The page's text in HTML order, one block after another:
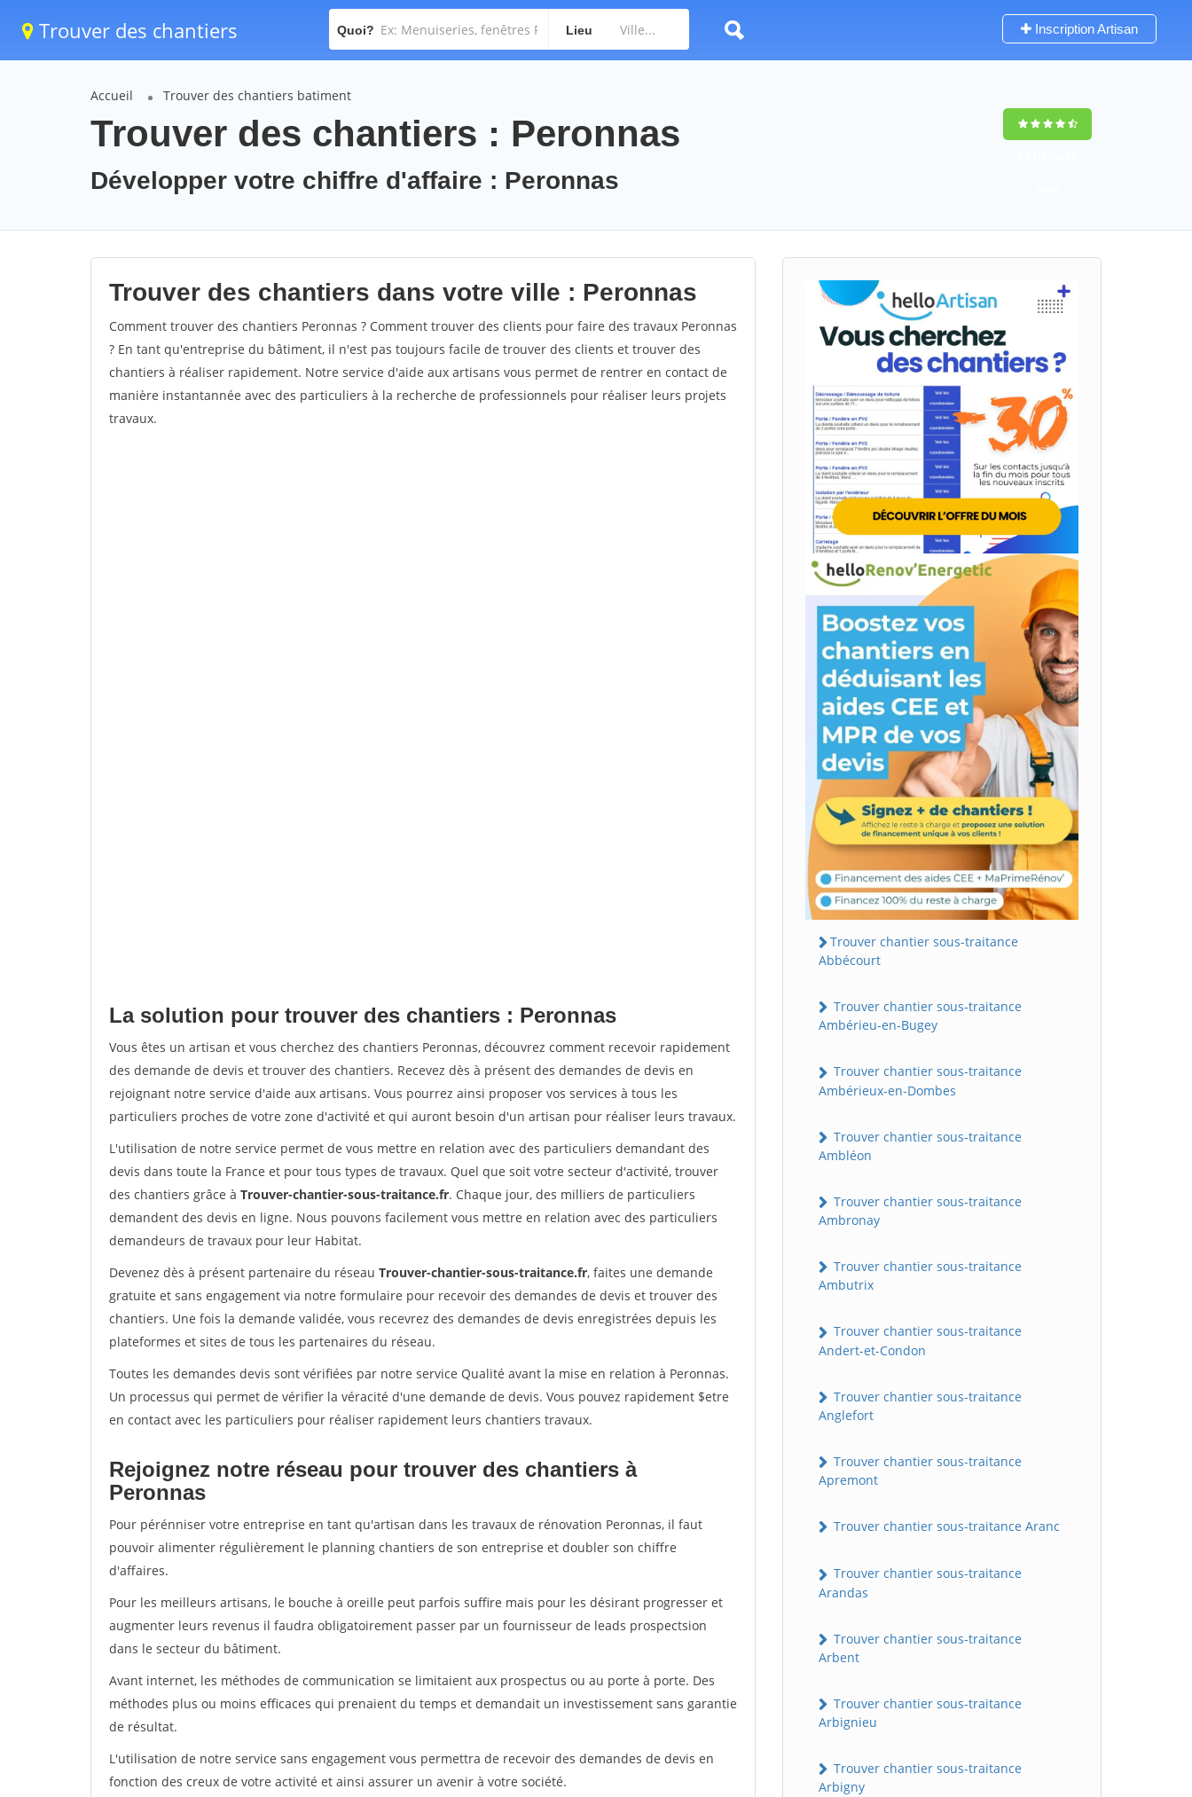
Trouver des chantiers Quoi? Lieu Inscription Artisan
Accueil Trouver des chantiers batiment
Trouver des chantiers : Peronnas
Développer votre chiffre d'affaire : Peronnas
Trouver des chantiers dans votre ville : Peronnas
Comment trouver des chantiers Peronnas ? Comment trouver des clients pour faire des travaux Peronnas
? En tant qu'entreprise du bâtiment, il n'est pas toujours facile de trouver des clients et trouver des
chantiers à réaliser rapidement. Notre service d'aide aux artisans vous permet de rentrer en contact de
manière instantannée avec des particuliers à la recherche de professionnels pour réaliser leurs projets
travaux.
La solution pour trouver des chantiers : Peronnas
Vous êtes un artisan et vous cherchez des chantiers Peronnas, découvrez comment recevoir rapidement
des demande de devis et trouver des chantiers. Recevez dès à présent des demandes de devis en
rejoignant notre service d'aide aux artisans. Vous pourrez ainsi proposer vos services à tous les
particuliers proches de votre zone d'activité et qui auront besoin d'un artisan pour réaliser leurs travaux.
L'utilisation de notre service permet de vous mettre en relation avec des particuliers demandant des
devis dans toute la France et pour tous types de travaux. Quel que soit votre secteur d'activité, trouver
des chantiers grâce à Trouver-chantier-sous-traitance.fr. Chaque jour, des milliers de particuliers
demandent des devis en ligne. Nous pouvons facilement vous mettre en relation avec des particuliers
demandeurs de travaux pour leur Habitat.
Devenez dès à présent partenaire du réseau Trouver-chantier-sous-traitance.fr, faites une demande
gratuite et sans engagement via notre formulaire pour recevoir des demandes de devis et trouver des
chantiers. Une fois la demande validée, vous recevrez des demandes de devis enregistrées depuis les
plateformes et sites de tous les partenaires du réseau.
Toutes les demandes devis sont vérifiées par notre service Qualité avant la mise en relation à Peronnas.
Un processus qui permet de vérifier la véracité d'une demande de devis. Vous pouvez rapidement $etre
en contact avec les particuliers pour réaliser rapidement leurs chantiers travaux.
Rejoignez notre réseau pour trouver des chantiers à
Peronnas
Pour pérénniser votre entreprise en tant qu'artisan dans les travaux de rénovation Peronnas, il faut
pouvoir alimenter régulièrement le planning chantiers de son entreprise et doubler son chiffre
d'affaires.
Pour les meilleurs artisans, le bouche à oreille peut parfois suffire mais pour les désirant progresser et
augmenter leurs revenus il faudra obligatoirement passer par un fournisseur de leads prospectsion
dans le secteur du bâtiment.
Avant internet, les méthodes de communication se limitaient aux prospectus ou au porte à porte. Des
méthodes plus ou moins efficaces qui prenaient du temps et demandait un investissement sans garantie
de résultat.
L'utilisation de notre service sans engagement vous permettra de recevoir des demandes de devis en
fonction des creux de votre activité et ainsi assurer un avenir à votre société.
Trouver chantier sous-traitance
Abbécourt
Trouver chantier sous-traitance
Ambérieu-en-Bugey
Trouver chantier sous-traitance
Ambérieux-en-Dombes
Trouver chantier sous-traitance
Ambléon
Trouver chantier sous-traitance
Ambronay
Trouver chantier sous-traitance
Ambutrix
Trouver chantier sous-traitance
Andert-et-Condon
Trouver chantier sous-traitance
Anglefort
Trouver chantier sous-traitance
Apremont
Trouver chantier sous-traitance Aranc
Trouver chantier sous-traitance
Arandas
Trouver chantier sous-traitance
Arbent
Trouver chantier sous-traitance
Arbignieu
Trouver chantier sous-traitance
Arbigny